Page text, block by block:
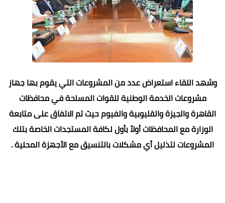
وشهد اللقاء استعراض عدد من المشروعات التي يقوم بها جهاز
مشروعات الخدمة الوطنية للقوات المسلحة في محافظات
القاهرة والجيزة والقليوبية والفيوم حيث تم الاتفاق على متابعة
الوزارة مع المحافظات أولاً بأول لكافة المستجدات الخاصة بتلك
المشروعات لتذليل أي مشكلات بالتنسيق مع الأجهزة المحلية .